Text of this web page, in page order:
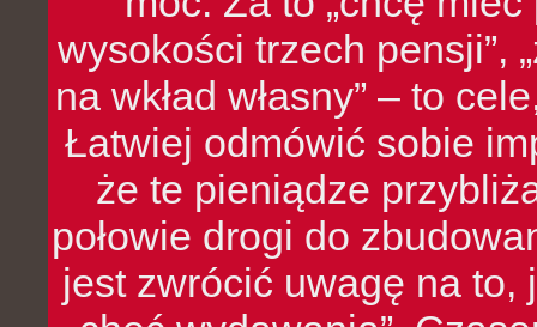
wysokości trzech pensji”,
na wkład własny” – to
Łatwiej odmówić sobie
że te pieniądze
połowie drogi do
jest zwrócić uwagę na to,